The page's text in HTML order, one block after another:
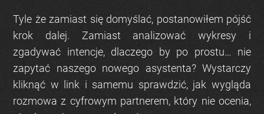
Tyle że zamiast się domyślać, postanowiłem pójść
krok dalej. Zamiast analizować wykresy i
zgadywać intencje, dlaczego by po prostu… nie
zapytać naszego nowego asystenta? Wystarczy
kliknąć w link i samemu sprawdzić, jak wygląda
rozmowa z cyfrowym partnerem, który nie ocenia,